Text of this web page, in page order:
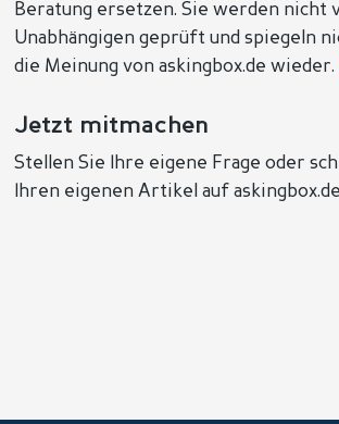
Beratung ersetzen. Sie werden nicht
Unabhängigen geprüft und spiegeln
die Meinung von askingbox.de wieder.
Jetzt mitmachen
Stellen Sie Ihre eigene Frage oder
Ihren eigenen Artikel auf